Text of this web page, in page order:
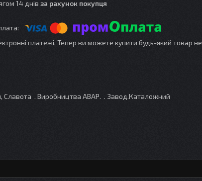
14 днів за рахунок покупця
платежі. Тепер ви можете купити будь-який товар не
Славота . Виробництва АВАР. . Завод.Каталожний